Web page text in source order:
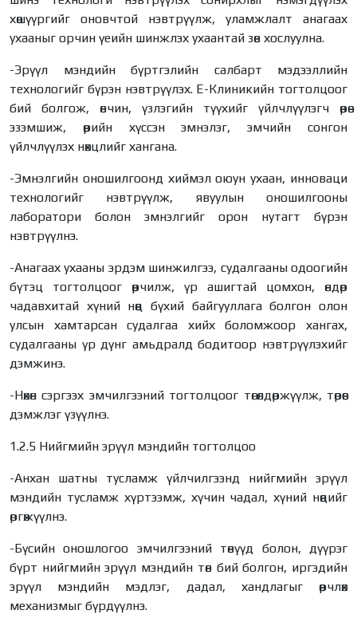
хөшүүргийг оновчтой нэвтрүүлж, уламжлалт анагаах
ухааныг орчин үеийн шинжлэх ухаантай зөв хослуулна.
-Эрүүл мэндийн бүртгэлийн салбарт мэдээллийн
технологийг бүрэн нэвтрүүлэх. Е-Клиникийн тогтолцоог
бий болгож, өвчин, үзлэгийн түүхийг үйлчлүүлэгч өөрөө
эзэмшиж, өөрийн хүссэн эмнэлэг, эмчийн сонгон
үйлчлүүлэх нөхцлийг хангана.
-Эмнэлгийн оношилгоонд хиймэл оюун ухаан, инноваци
технологийг нэвтрүүлж, явуулын оношилгооны
лаборатори болон эмнэлгийг орон нутагт бүрэн
нэвтрүүлнэ.
-Анагаах ухааны эрдэм шинжилгээ, судалгааны одоогийн
бүтэц тогтолцоог өөрчилж, үр ашигтай цомхон, өндөр
чадавхитай хүний нөөц бүхий байгууллага болгон олон
улсын хамтарсан судалгаа хийх боломжоор хангах,
судалгааны үр дүнг амьдралд бодитоор нэвтрүүлэхийг
дэмжинэ.
-Нөхөн сэргээх эмчилгээний тогтолцоог төгөлдөржүүлж, төрөөс
дэмжлэг үзүүлнэ.
1.2.5 Нийгмийн эрүүл мэндийн тогтолцоо
-Анхан шатны тусламж үйлчилгээнд нийгмийн эрүүл
мэндийн тусламж хүртээмж, хүчин чадал, хүний нөөцийг
өргөжүүлнэ.
-Бүсийн оношлогоо эмчилгээний төвүүд болон, дүүрэг
бүрт нийгмийн эрүүл мэндийн төв бий болгон, иргэдийн
эрүүл мэндийн мэдлэг, дадал, хандлагыг өөрчлөх
механизмыг бүрдүүлнэ.